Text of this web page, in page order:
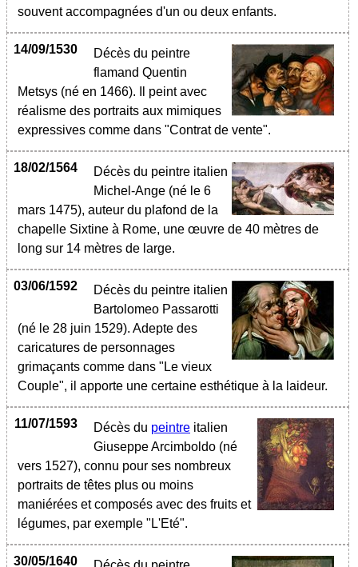
souvent accompagnées d'un ou deux enfants.
14/09/1530
Décès du peintre
flamand Quentin
Metsys (né en 1466). Il peint avec
réalisme des portraits aux mimiques
expressives comme dans "Contrat de vente".
18/02/1564
Décès du peintre italien
Michel-Ange (né le 6
mars 1475), auteur du plafond de la
chapelle Sixtine à Rome, une œuvre de 40 mètres de
long sur 14 mètres de large.
03/06/1592
Décès du peintre italien
Bartolomeo Passarotti
(né le 28 juin 1529). Adepte des
caricatures de personnages
grimaçants comme dans "Le vieux
Couple", il apporte une certaine esthétique à la laideur.
11/07/1593 Décès du peintre italien
Giuseppe Arcimboldo (né
vers 1527), connu pour ses nombreux
portraits de têtes plus ou moins
maniérées et composés avec des fruits et
légumes, par exemple "L'Eté".
30/05/1640